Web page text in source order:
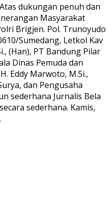
dukungan penuh dan
Masyarakat
Brigjen. Pol. Trunoyudo
Sumedang, Letkol Kav
(Han), PT Bandung Pilar
Dinas Pemuda dan
Eddy Marwoto, M.Si.,
dan Pengusaha
sederhana Jurnalis Bela
sederhana. Kamis,